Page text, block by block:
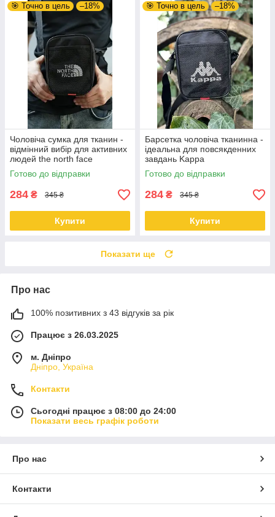
🎯 Точно в цель –18%
Чоловіча сумка для тканин -
відмінний вибір для активних
людей the north face
Готово до відправки
284 ₴ 345 ₴
Купити
🎯 Точно в цель –18%
Барсетка чоловіча тканинна -
ідеальна для повсякденних
завдань Kappa
Готово до відправки
284 ₴ 345 ₴
Купити
Показати ще
Про нас
100% позитивних з 43 відгуків за рік
Працює з 26.03.2025
м. Дніпро
Дніпро, Україна
Контакти
Сьогодні працює з 08:00 до 24:00
Показати весь графік роботи
Про нас
Контакти